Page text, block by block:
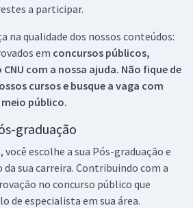
a participar.
na qualidade dos nossos conteúdos:
em concursos públicos,
com a nossa ajuda. Não fique de
cursos e busque a vaga com
público.
graduação
você escolhe a sua Pós-graduação e
sua carreira. Contribuindo com a
no concurso público que
de especialista em sua área.